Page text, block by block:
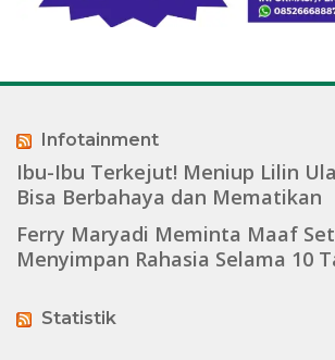
Infotainment
Ibu-Ibu Terkejut! Meniup Lilin
Bisa Berbahaya dan Mematikan
Ferry Maryadi Meminta Maaf
Menyimpan Rahasia Selama 10
Statistik